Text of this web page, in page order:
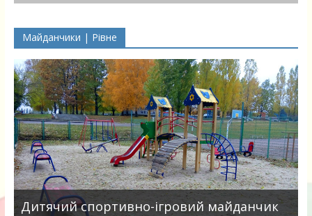
Майданчики | Рівне
Дитячий спортивно-ігровий майданчик